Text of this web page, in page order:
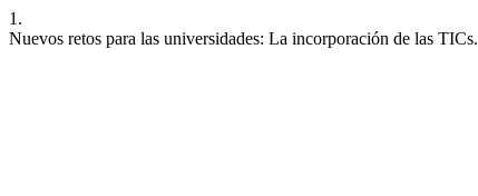
1.
Nuevos retos para las universidades: La incorporación de las TICs.